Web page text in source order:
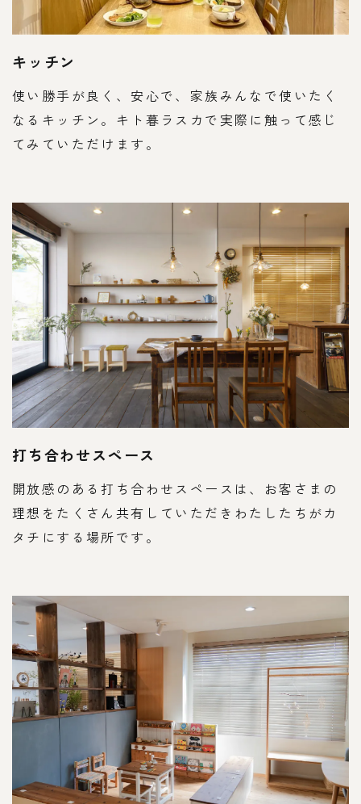
キッチン
使い勝手が良く、安心で、家族みんなで使いたく
なるキッチン。キト暮ラスカで実際に触って感じ
てみていただけます。
打ち合わせスペース
開放感のある打ち合わせスペースは、お客さまの
理想をたくさん共有していただきわたしたちがカ
タチにする場所です。